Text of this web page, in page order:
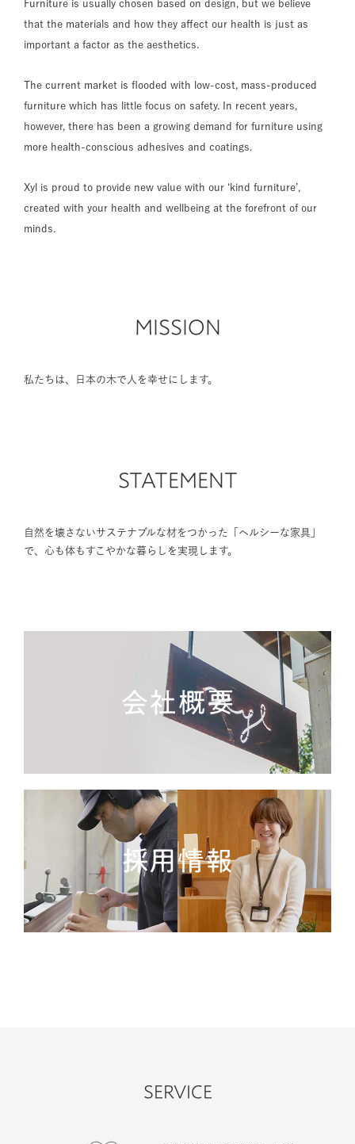
Furniture is usually chosen based on design, but we believe
that the materials and how they affect our health is just as
important a factor as the aesthetics.
The current market is flooded with low-cost, mass-produced
furniture which has little focus on safety. In recent years,
however, there has been a growing demand for furniture using
more health-conscious adhesives and coatings.
Xyl is proud to provide new value with our ‘kind furniture’,
created with your health and wellbeing at the forefront of our
minds.
MISSION
私たちは、日本の木で人を幸せにします。
STATEMENT
自然を壊さないサステナブルな材をつかった「ヘルシーな家具」
で、心も体もすこやかな暮らしを実現します。
SERVICE